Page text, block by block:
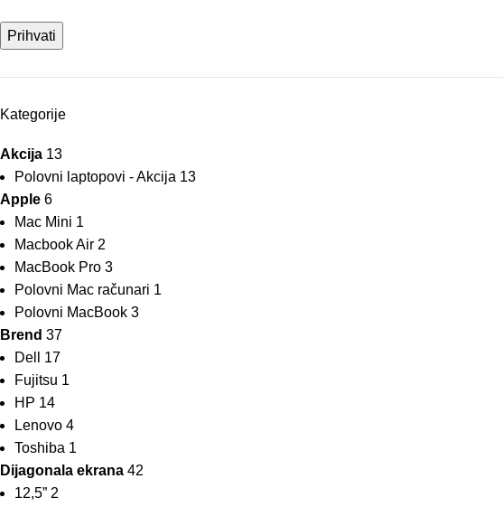
Prihvati
Kategorije
Akcija 13
Polovni laptopovi - Akcija 13
Apple 6
Mac Mini 1
Macbook Air 2
MacBook Pro 3
Polovni Mac računari 1
Polovni MacBook 3
Brend 37
Dell
17
Fujitsu 1
HP 14
Lenovo 4
Toshiba 1
Dijagonala ekrana 42
12,5” 2